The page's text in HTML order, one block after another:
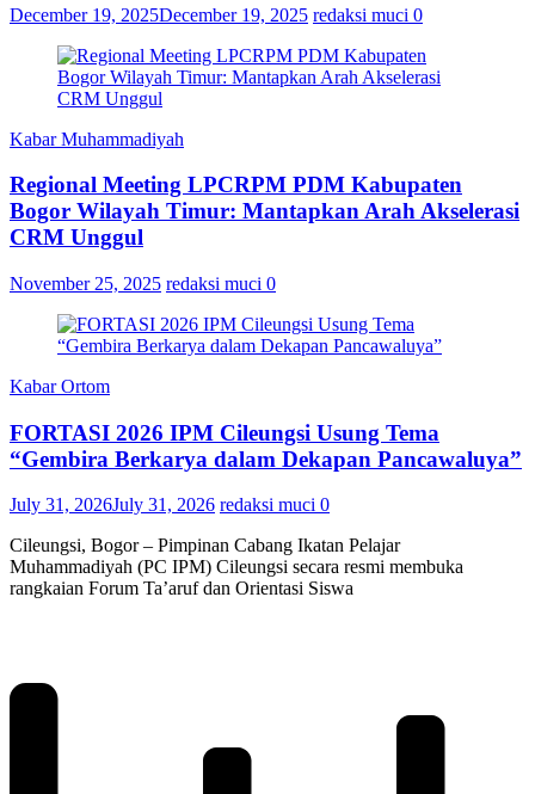
December 19, 2025December 19, 2025 redaksi muci 0
Kabar Muhammadiyah
Regional Meeting LPCRPM PDM Kabupaten
Bogor Wilayah Timur: Mantapkan Arah Akselerasi
CRM Unggul
November 25, 2025 redaksi muci 0
Kabar Ortom
FORTASI 2026 IPM Cileungsi Usung Tema
“Gembira Berkarya dalam Dekapan Pancawaluya”
July 31, 2026July 31, 2026 redaksi muci 0
Cileungsi, Bogor – Pimpinan Cabang Ikatan Pelajar
Muhammadiyah (PC IPM) Cileungsi secara resmi membuka
rangkaian Forum Ta’aruf dan Orientasi Siswa